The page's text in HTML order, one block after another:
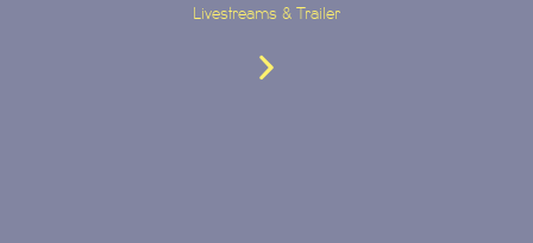
Livestreams & Trailer